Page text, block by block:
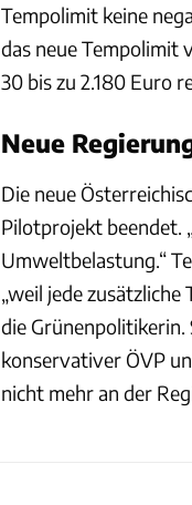
Tempolimit keine
das neue Tempolimit
30 bis zu 2.180 Euro
Neue
Die neue
Pilotprojekt beendet.
Umweltbelastung.“
„weil jede
die Grünenpolitikerin.
konservativer ÖVP
nicht mehr an der